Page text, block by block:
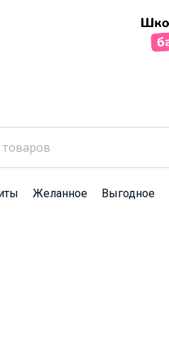
Желанное Выгодное